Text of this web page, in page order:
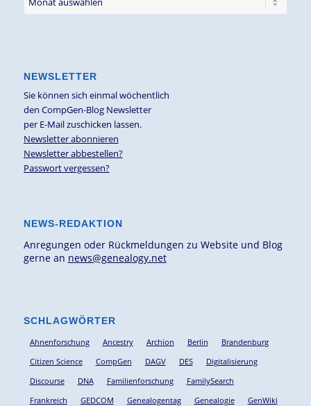
NEWSLETTER
Sie können sich einmal wöchentlich
den CompGen-Blog Newsletter
per E-Mail zuschicken lassen.
Newsletter abonnieren
Newsletter abbestellen?
Passwort vergessen?
NEWS-REDAKTION
Anregungen oder Rückmeldungen zu Website und Blog
gerne an news@genealogy.net
SCHLAGWÖRTER
Ahnenforschung Ancestry Archion Berlin
Brandenburg
Citizen Science
CompGen DAGV DES
Digitalisierung
Discourse
DNA Familienforschung
FamilySearch
Frankreich
GEDCOM Genealogentag Genealogie
GenWiki